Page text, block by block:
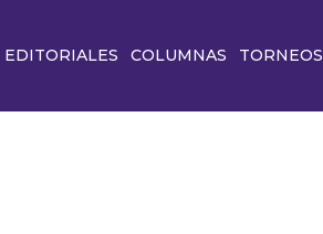
EDITORIALES COLUMNAS TORNEOS